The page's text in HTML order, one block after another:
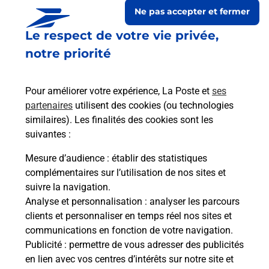
Le respect de votre vie privée,
notre priorité
Pour améliorer votre expérience, La Poste et ses
partenaires utilisent des cookies (ou technologies
similaires). Les finalités des cookies sont les
suivantes :
Mesure d’audience : établir des statistiques
complémentaires sur l’utilisation de nos sites et
suivre la navigation.
Analyse et personnalisation : analyser les parcours
clients et personnaliser en temps réel nos sites et
communications en fonction de votre navigation.
Publicité : permettre de vous adresser des publicités
en lien avec vos centres d’intérêts sur notre site et
Ne pas accepter et fermer
Collecte du courrier aujourd'hui à 09h00
18 Rue Principale
08400 Marvaux Vieux
Itinéraire
Le lien s'ouvre dans un nouvel onglet